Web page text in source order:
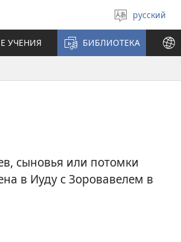
Выберите
язык
русский
УЧЕНИЯ БИБЛИОТЕКА
сыновья или потомки
в Иуду с Зоровавелем в